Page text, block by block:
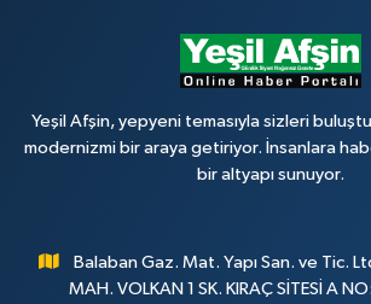
Yeşil Afşin, yepyeni temasıyla sizleri
modernizmi bir araya getiriyor. İnsanlara
bir altyapı sunuyor.
Balaban Gaz. Mat. Yapı San. ve Tic.
MAH. VOLKAN 1 SK. KIRAÇ SİTESİ A